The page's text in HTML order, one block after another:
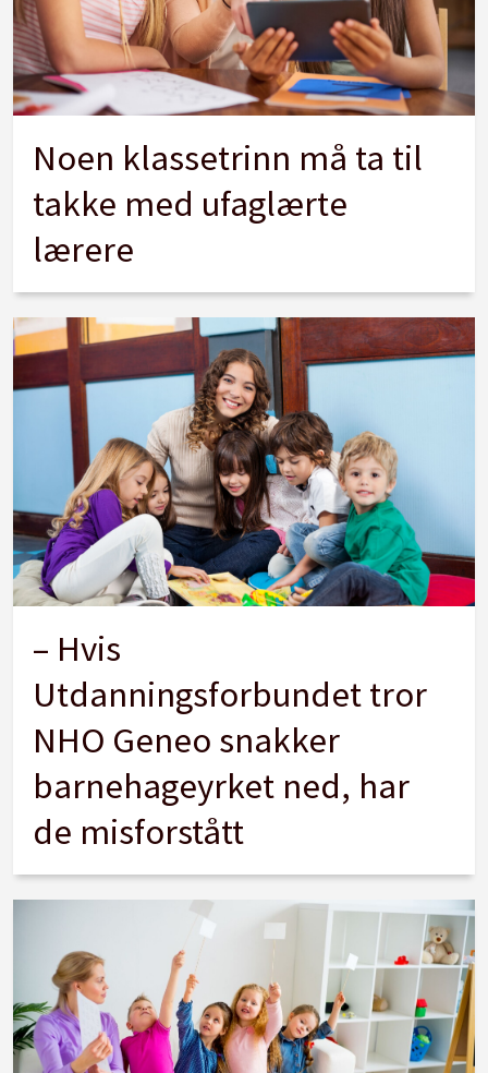
Noen klassetrinn må ta til
takke med ufaglærte
lærere
– Hvis
Utdanningsforbundet tror
NHO Geneo snakker
barnehageyrket ned, har
de misforstått